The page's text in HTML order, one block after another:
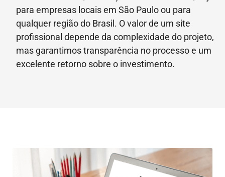
para empresas locais em São Paulo ou para
qualquer região do Brasil. O valor de um site
profissional depende da complexidade do projeto,
mas garantimos transparência no processo e um
excelente retorno sobre o investimento.